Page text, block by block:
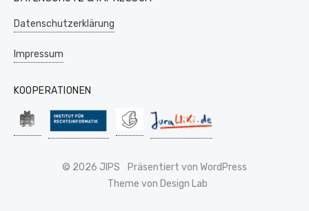
Datenschutzerklärung
Impressum
KOOPERATIONEN
© 2026 JIPS
Präsentiert von WordPress
Theme von Design Lab